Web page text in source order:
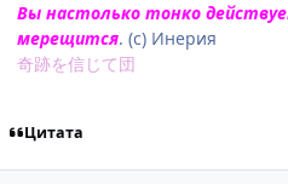
Вы настолько тонко
мерещится. (с) Инерия
奇跡を信じて団
Цитата